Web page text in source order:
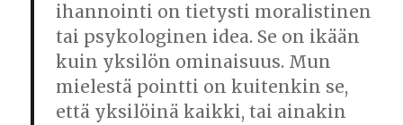
ihannointi on tietysti moralistinen
tai psykologinen idea. Se on ikään
kuin yksilön ominaisuus. Mun
mielestä pointti on kuitenkin se,
että yksilöinä kaikki, tai ainakin